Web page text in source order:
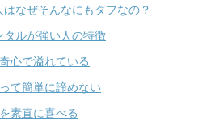
はなぜそんなにもタフなの？
タルが強い人の特徴
心で溢れている
て簡単に諦めない
素直に喜べる